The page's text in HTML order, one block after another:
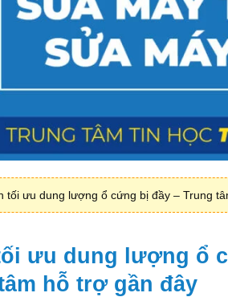
tối ưu dung lượng ổ cứng bị đầy – Trung
ưu dung lượng ổ
hỗ trợ gần đây